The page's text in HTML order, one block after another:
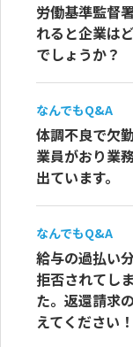
労働基準監督
れると企業は
でしょうか？
なんでもQ&A
体調不良で欠
業員がおり業
出ています。
なんでもQ&A
給与の過払い
拒否されてし
た。返還請求
えてください！